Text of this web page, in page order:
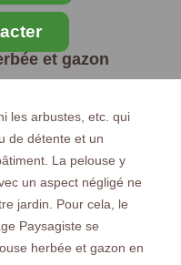
et gazon
les arbustes, etc. qui
de détente et un
La pelouse y
un aspect négligé ne
jardin. Pour cela, le
Paysagiste se
herbée et gazon en